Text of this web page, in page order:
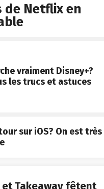
de Netflix en
vraiment Disney+?
les trucs et astuces
sur iOS? On est très
et Takeaway fêtent